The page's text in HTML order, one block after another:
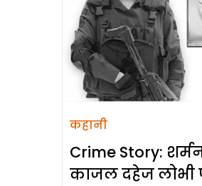
कहानी
Crime Story:
काजल दहेज लोभी